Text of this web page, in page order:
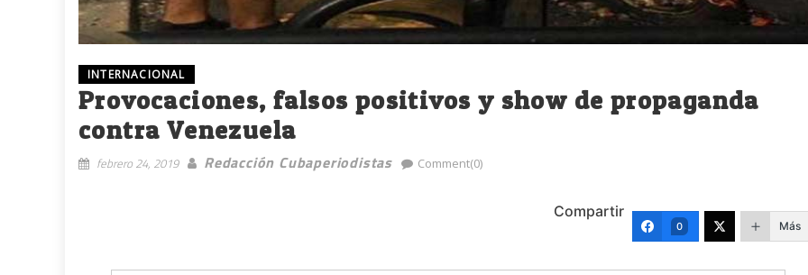
INTERNACIONAL
Provocaciones, falsos positivos y show de propaganda
contra Venezuela
febrero 24, 2019 Redacción Cubaperiodistas Comment(0)
Compartir
0 Más